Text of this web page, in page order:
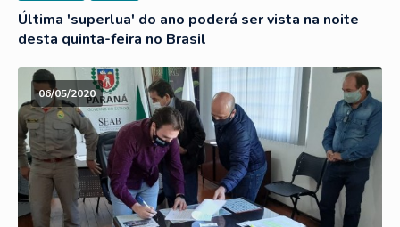
Última 'superlua' do ano poderá ser vista na noite
desta quinta-feira no Brasil
06/05/2020